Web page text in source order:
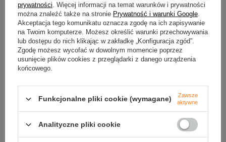
CHWILOWO NIEDOSTĘPNY
..Wobler Savage Gear 3D
Firetiger
32,90 zł
CHWILOWO NIEDOSTĘPNY
BLUE SILVER
32,90 zł
PKT
prywatności . Więcej informacji na temat warunków i prywatności
można znaleźć także na stronie Prywatność i warunki Google
Akceptacja tego komunikatu oznacza zgodę na ich zapisywanie
na Twoim komputerze. Możesz określić warunki przechowywania
lub dostępu do nich klikając w zakładkę „Konfiguracja zgód”.
Zgodę możesz wycofać w dowolnym momencie poprzez
usunięcie plików cookies z przeglądarki z danego urządzenia
końcowego.
Funkcjonalne pliki cookie (wymagane)
Zawsze
aktywne
Analityczne pliki cookie